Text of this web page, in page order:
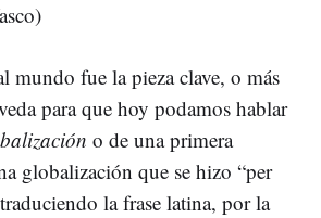
mundo fue la pieza clave, o más
para que hoy podamos hablar
o de una primera
globalización que se hizo “per
la frase latina, por la